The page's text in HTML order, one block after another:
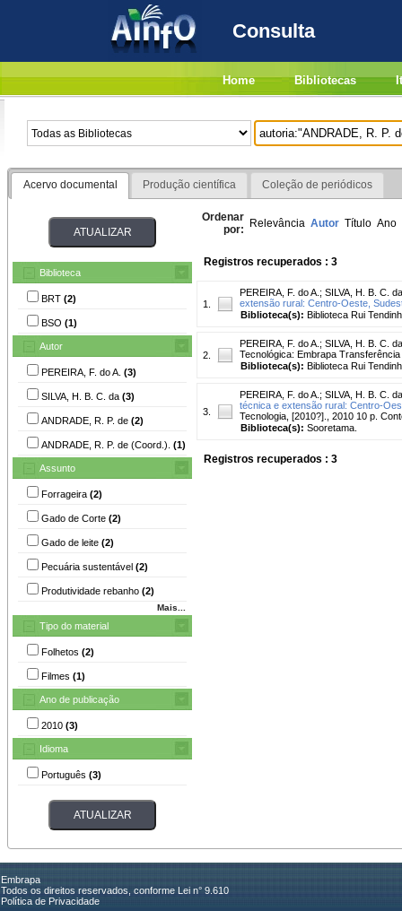
Consulta
Home Bibliotecas
Acervo documental Produção científica Coleção de periódicos
Biblioteca
BRT (2)
BSO (1)
Autor
PEREIRA, F. do A. (3)
SILVA, H. B. C. da (3)
ANDRADE, R. P. de (2)
ANDRADE, R. P. de (Coord.). (1)
Assunto
Forrageira (2)
Gado de Corte (2)
Gado de leite (2)
Pecuária sustentável (2)
Produtividade rebanho (2)
Mais...
Tipo do material
Folhetos (2)
Filmes (1)
Ano de publicação
2010 (3)
Idioma
Português (3)
Ordenar
por: Relevância Autor Título Ano
Registros recuperados : 3
1.
PEREIRA, F. do A. ; SILVA, H. B. C. da
extensão rural: Centro-Oeste,
Biblioteca(s): Biblioteca Rui
2.
PEREIRA, F. do A. ; SILVA, H. B. C. da
Tecnológica: Embrapa
Biblioteca(s): Biblioteca Rui
3.
PEREIRA, F. do A. ; SILVA, H. B. C. da
técnica e extensão rural: Centro-
Tecnologia, [2010?]., 2010 10 p.
Biblioteca(s): Sooretama.
Registros recuperados : 3
Embrapa
Todos os direitos reservados, conforme Lei n° 9.610
Política de Privacidade